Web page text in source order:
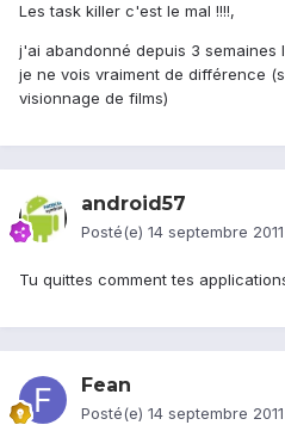
Les task killer c'est le mal !!!!,
j'ai abandonné depuis 3
je ne vois vraiment de différence
visionnage de films)
android57
Posté(e) 14 septembre 2011
Tu quittes comment tes
Fean
Posté(e) 14 septembre 2011